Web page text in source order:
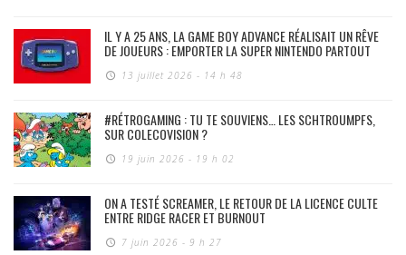
IL Y A 25 ANS, LA GAME BOY ADVANCE RÉALISAIT UN RÊVE
DE JOUEURS : EMPORTER LA SUPER NINTENDO PARTOUT
13 juillet 2026 - 14 h 48
#RÉTROGAMING : TU TE SOUVIENS… LES SCHTROUMPFS,
SUR COLECOVISION ?
19 juin 2026 - 19 h 02
ON A TESTÉ SCREAMER, LE RETOUR DE LA LICENCE CULTE
ENTRE RIDGE RACER ET BURNOUT
7 juin 2026 - 9 h 27